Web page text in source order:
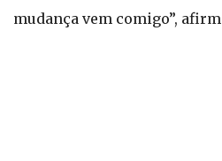
mudança vem comigo”,